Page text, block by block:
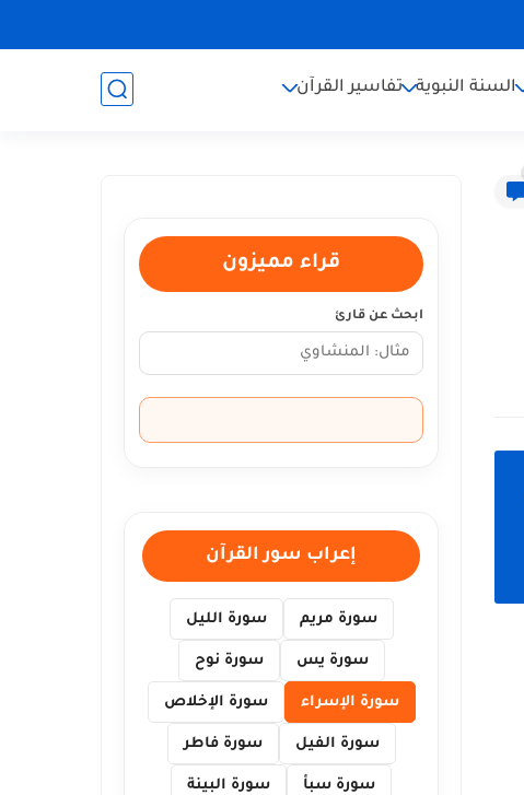
السنة النبوية تفاسير القرآن
قراء مميزون
ابحث عن قارئ
إعراب سور القرآن
سورة مريم سورة الليل
سورة يس سورة نوح
سورة الإسراء سورة الإخلاص
سورة الفيل سورة فاطر
سورة سبأ سورة البينة